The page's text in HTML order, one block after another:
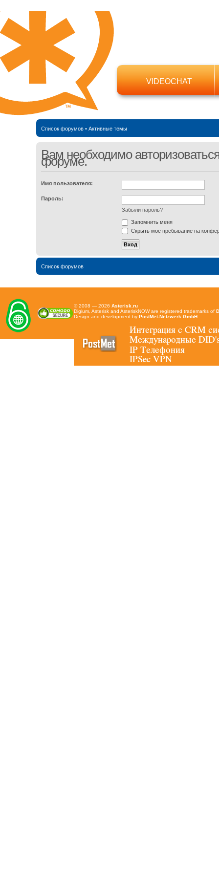
VIDEOCHAT
Список форумов• Активные темы
Вам необходимо
форуме.
Имя пользователя:
Пароль:
Забыли пароль?
Запомнить меня
Скрыть моё пребывание на
Список форумов
© 2008 — 2026 Asterisk.ru
Digium, Asterisk and AsteriskNOW are registered trademarks of
Design and development by PostMet-Netzwerk GmbH